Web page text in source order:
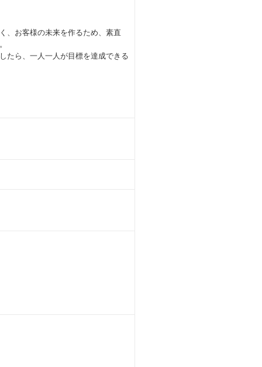
、お客様の未来を作るため、素直
たら、一人一人が目標を達成できる